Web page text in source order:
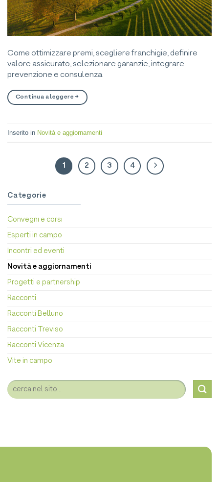
Categorie
Convegni e corsi
Esperti in campo
Incontri ed eventi
Novità e aggiornamenti
Progetti e partnership
Racconti
Racconti Belluno
Racconti Treviso
Racconti Vicenza
Vite in campo
Come ottimizzare premi, scegliere franchigie, definire
valore assicurato, selezionare garanzie, integrare
prevenzione e consulenza.
Continua a leggere→
Inserito in Novità e aggiornamenti
1 2 3 4